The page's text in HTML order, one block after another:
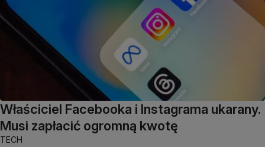
Właściciel Facebooka i Instagrama ukarany.
Musi zapłacić ogromną kwotę
TECH